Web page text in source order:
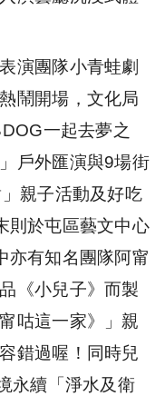
演團隊小青蛙劇
鬧開場，文化局
一起去夢之
戶外匯演與9場街
親子活動及好吃
則於屯區藝文中心
亦有知名團隊阿甯
《小兒子》而製
咕這一家》」親
錯過喔！同時兒
永續「淨水及衛